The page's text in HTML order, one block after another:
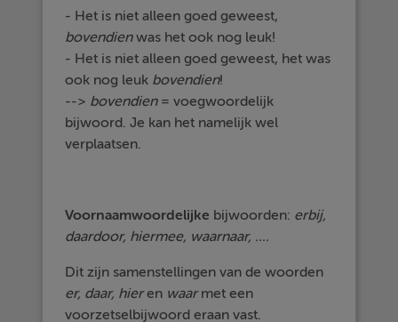
- Het is niet alleen goed geweest,
bovendienwas het ook nog leuk!
- Het is niet alleen goed geweest, het was
ook nog leuk bovendien!
--> bovendien= voegwoordelijk
bijwoord. Je kan het namelijk wel
verplaatsen.
Voornaamwoordelijke bijwoorden: erbij,
daardoor, hiermee, waarnaar, ....
Dit zijn samenstellingen van de woorden
er, daar, hieren waarmet een
voorzetselbijwoord eraan vast.